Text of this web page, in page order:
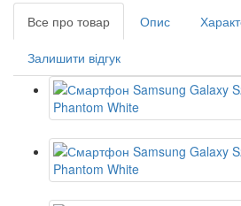
Все про товар Опис
Залишити відгук